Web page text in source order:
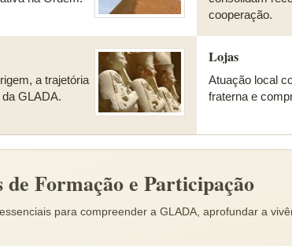
cooperação.
a trajetória
GLADA.
Lojas
Atuação local
fraterna e
Formação e Participação
para compreender a GLADA, aprofundar a